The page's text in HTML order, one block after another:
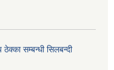
सम्बन्धी सिलबन्दी